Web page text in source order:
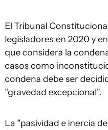
El Tribunal
legisladores en 2020 y
que considera la
casos como
condena debe ser
"gravedad excepcional".
La "pasividad e inercia